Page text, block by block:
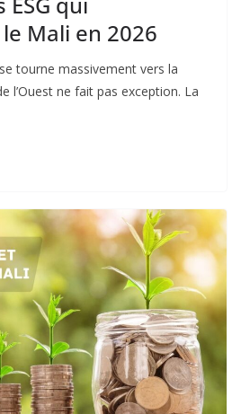
Mali en 2026
tourne massivement vers la
l’Ouest ne fait pas exception. La